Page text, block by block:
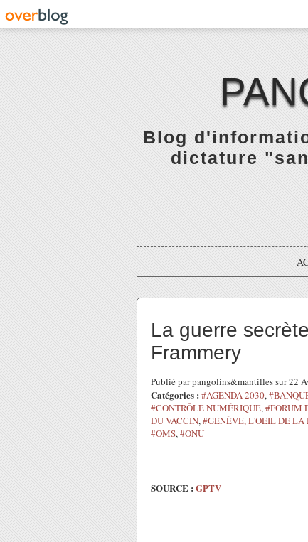
Blog
dictature
La guerre
Frammery
Publié par pangolins&mantilles sur 22
Catégories : #AGENDA 2030,
#CONTRÔLE NUMÉRIQUE,#FORUM
DU VACCIN,#GENÈVE, L'OEIL DE
#OMS,#ONU
SOURCE : GPTV